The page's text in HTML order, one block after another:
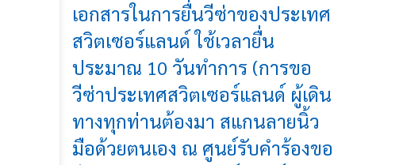
เอกสารในการยื่นวีซ่าของประเทศ
สวิตเซอร์แลนด์ ใช้เวลายื่น
ประมาณ 10 วันทำการ (การขอ
วีซ่าประเทศสวิตเซอร์แลนด์ ผู้เดิน
ทางทุกท่านต้องมา สแกนลายนิ้ว
มือด้วยตนเอง ณ ศูนย์รับคำร้องขอ